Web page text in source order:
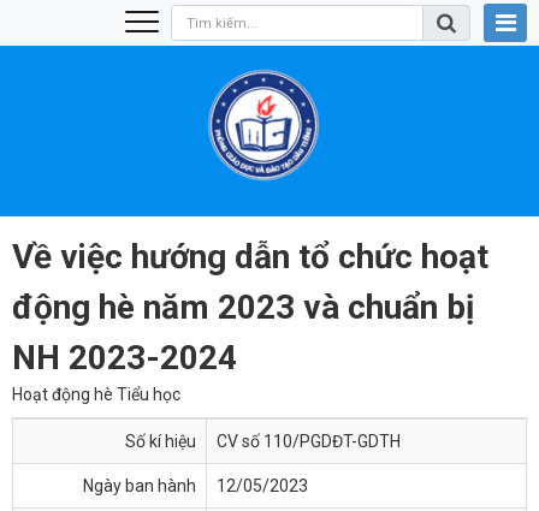
Về việc hướng dẫn tổ chức hoạt
động hè năm 2023 và chuẩn bị
NH 2023-2024
Hoạt động hè Tiểu học
Số kí hiệu CV số 110/PGDĐT-GDTH
Ngày ban hành 12/05/2023